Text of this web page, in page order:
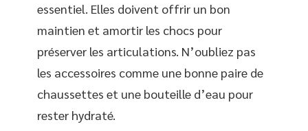
essentiel. Elles doivent offrir un bon
maintien et amortir les chocs pour
préserver les articulations. N’oubliez pas
les accessoires comme une bonne paire de
chaussettes et une bouteille d’eau pour
rester hydraté.